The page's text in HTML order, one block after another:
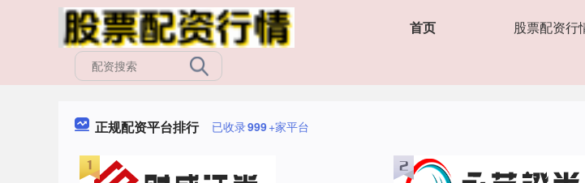
首页 股票配资行
正规配资平台排行 已收录999+家平台